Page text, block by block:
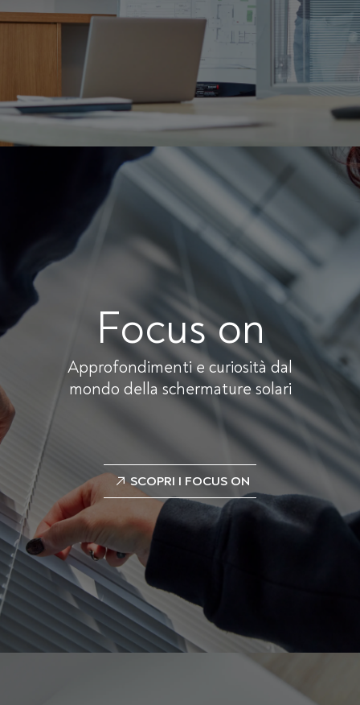
Focus on
Approfondimenti e curiosità dal
mondo della schermature solari
SCOPRI I FOCUS ON